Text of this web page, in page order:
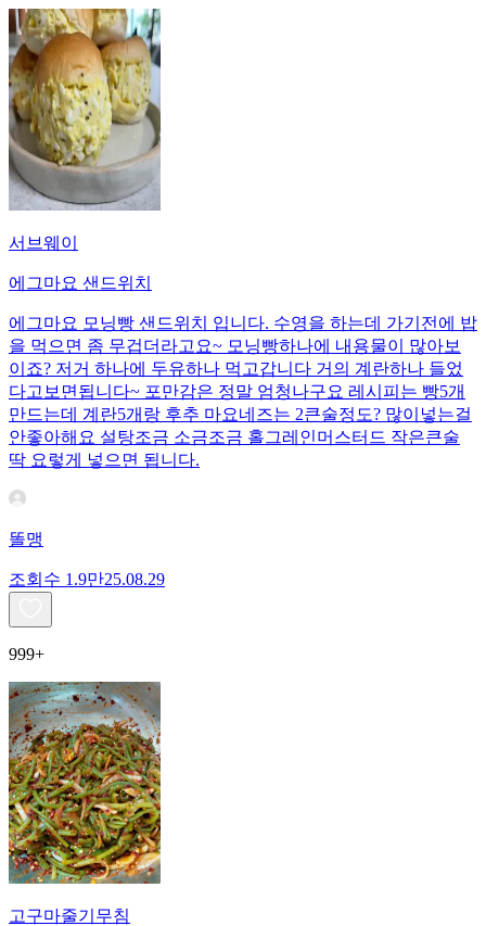
서브웨이
에그마요 샌드위치
에그마요 모닝빵 샌드위치 입니다. 수영을 하는데 가기전에 밥
을 먹으면 좀 무겁더라고요~ 모닝빵하나에 내용물이 많아보
이죠? 저거 하나에 두유하나 먹고갑니다 거의 계란하나 들었
다고보면됩니다~ 포만감은 정말 엄청나구요 레시피는 빵5개
만드는데 계란5개랑 후추 마요네즈는 2큰술정도? 많이넣는걸
안좋아해요 설탕조금 소금조금 홀그레인머스터드 작은큰술
딱 요렇게 넣으면 됩니다.
똘맹
조회수 1.9만25.08.29
999+
고구마줄기무침